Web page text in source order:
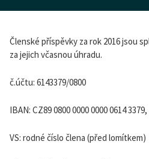
Členské příspěvky za rok 2016 jsou
za jejich včasnou úhradu.
č.účtu: 6143379/0800
IBAN: CZ89 0800 0000 0000 0614
VS: rodné číslo člena (před lomítkem)